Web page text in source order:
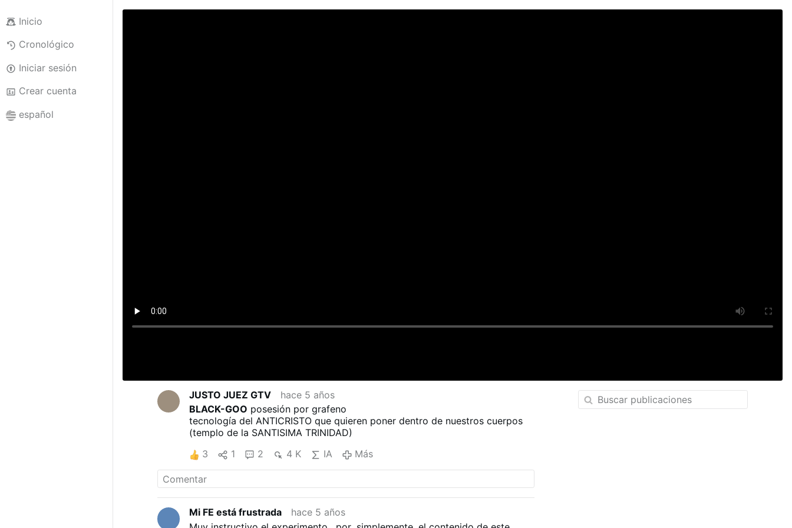
Inicio
Cronológico
Iniciar sesión
Crear cuenta
español
JUSTO JUEZ GTV
hace 5 años
BLACK-GOO posesión por grafeno
tecnología del ANTICRISTO que quieren poner dentro de nuestros cuerpos
(templo de la SANTISIMA TRINIDAD)
3
1 2 4 K IA Más
Mi FE está frustrada
hace 5 años